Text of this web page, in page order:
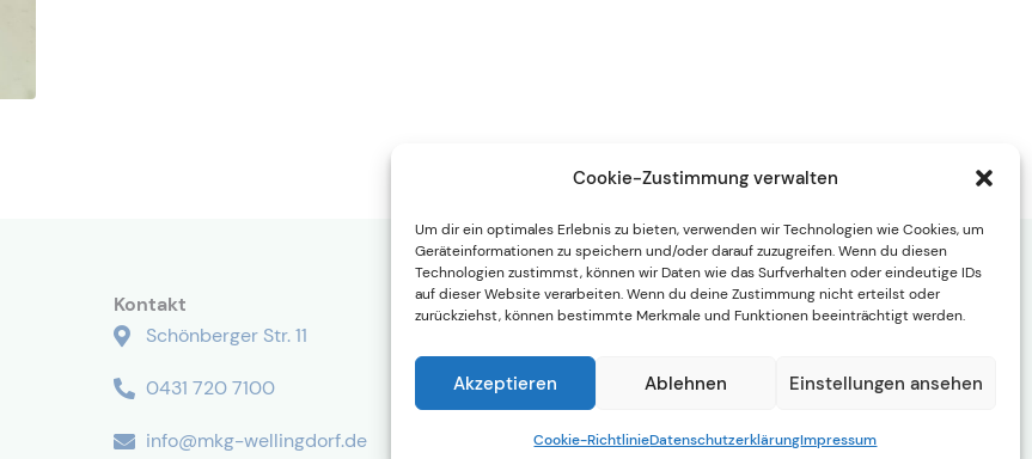
Cookie-Zustimmung verwalten
Um dir ein optimales Erlebnis zu bieten, verwenden wir Technologien wie Cookies, um
Geräteinformationen zu speichern und/oder darauf zuzugreifen. Wenn du diesen
Technologien zustimmst, können wir Daten wie das Surfverhalten oder eindeutige IDs
auf dieser Website verarbeiten. Wenn du deine Zustimmung nicht erteilst oder
zurückziehst, können bestimmte Merkmale und Funktionen beeinträchtigt werden.
Akzeptieren Ablehnen Einstellungen ansehen
Cookie-RichtlinieDatenschutzerklärungImpressum
Kontakt
Schönberger Str. 11
0431 720 7100
info@mkg-wellingdorf.de
Quick Links
Rechtliches
Impressum